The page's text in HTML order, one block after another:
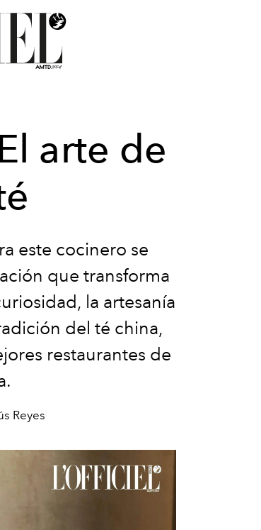
arte de
este cocinero se
que transforma
la artesanía
del té china,
restaurantes de
Reyes